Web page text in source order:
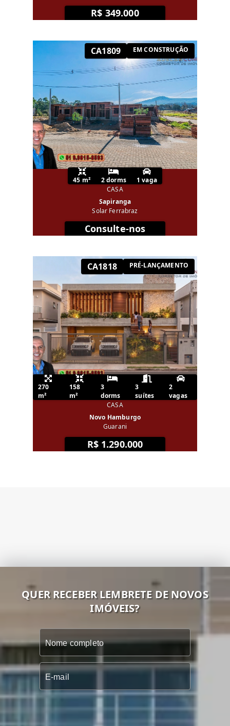
R$ 349.000
CA1809 EM CONSTRUÇÃO
45 m² 2 dorms
1 vaga
CASA
Sapiranga
Solar Ferrabraz
Consulte-nos
CA1818 PRÉ-LANÇAMENTO
270
m²
158
m²
3
dorms
3
suítes
2
vagas
CASA
Novo Hamburgo
Guarani
R$ 1.290.000
QUER RECEBER LEMBRETE DE NOVOS
IMÓVEIS?